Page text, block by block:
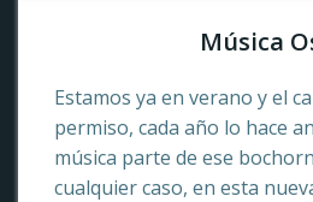
Música
Estamos ya en verano y el
permiso, cada año lo hace
música parte de ese
cualquier caso, en esta